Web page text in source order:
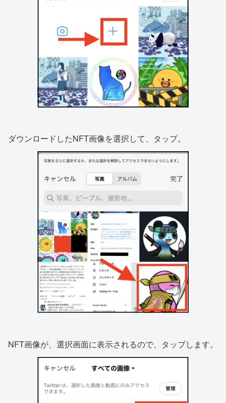
ダウンロードしたNFT画像を選択して、タップ。
NFT画像が、選択画面に表示されるので、タップします。